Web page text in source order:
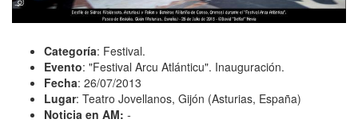
Categoría: Festival.
Evento: "Festival Arcu Atlánticu". Inauguración.
Fecha: 26/07/2013
Lugar: Teatro Jovellanos, Gijón (Asturias, España)
Noticia en AM: -